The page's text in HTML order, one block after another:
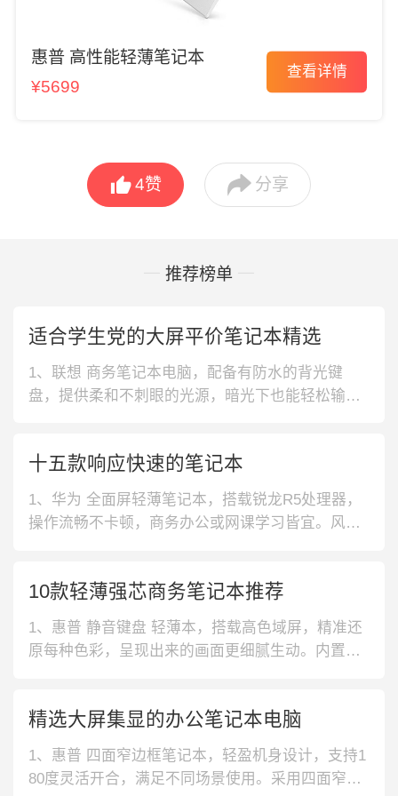
惠普 高性能轻薄笔记本
¥5699
查看详情
4赞  分享
推荐榜单
适合学生党的大屏平价笔记本精选
1、联想 商务笔记本电脑，配备有防水的背光键
盘，提供柔和不刺眼的光源，暗光下也能轻松输
轴设计，能够将机身抬高，有效提升了散热能力。
内置扬声器麦克风，放大音量，带来沉浸式的观影
体验。3、华硕 轻薄手提笔记本电脑，搭
十五款响应快速的笔记本
1、华为 全面屏轻薄笔记本，搭载锐龙R5处理器，
操作流畅不卡顿，商务办公或网课学习皆宜。风扇
固态，可以大大提升传输速度，玩起游戏更为畅快
淋漓。搭配大键盘距全尺寸键盘，回弹更舒适，操
控更精准。3、华硕 轻薄便
10款轻薄强芯商务笔记本推荐
1、惠普 静音键盘 轻薄本，搭载高色域屏，精准还
原每种色彩，呈现出来的画面更细腻生动。内置酷
幕光线很柔和，长时间观看也不易产生视觉疲劳。
机身重量轻至1.43kg，减少出行负担，差旅更轻
松。3、联想 高频内
精选大屏集显的办公笔记本电脑
1、惠普 四面窄边框笔记本，轻盈机身设计，支持1
80度灵活开合，满足不同场景使用。采用四面窄边